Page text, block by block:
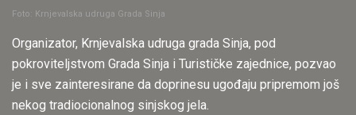
Foto: Krnjevalska udruga Grada Sinja
Organizator, Krnjevalska udruga grada Sinja, pod
pokroviteljstvom Grada Sinja i Turističke zajednice, pozvao
je i sve zainteresirane da doprinesu ugođaju pripremom još
nekog tradiocionalnog sinjskog jela.